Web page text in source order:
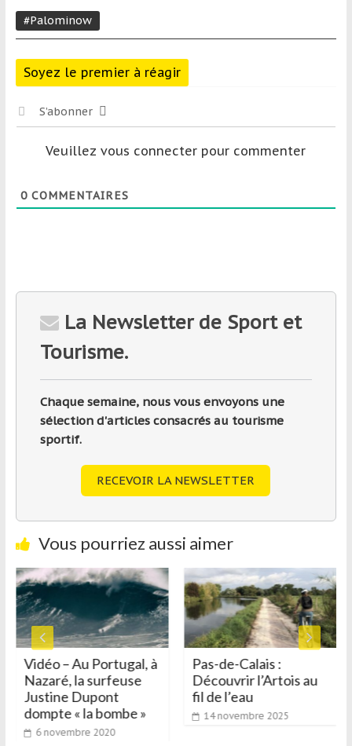
#Palominow
Soyez le premier à réagir
S’abonner
Veuillez vous connecter pour commenter
0COMMENTAIRES
La Newsletter de Sport et
Tourisme.
Chaque semaine, nous vous envoyons une
sélection d'articles consacrés au tourisme
sportif.
RECEVOIR LA NEWSLETTER
Vous pourriez aussi aimer
Vidéo – Au Portugal, à
Nazaré, la surfeuse
Justine Dupont
dompte « la bombe »
6 novembre 2020
Pas-de-Calais :
Découvrir l’Artois au
fil de l’eau
14 novembre 2025